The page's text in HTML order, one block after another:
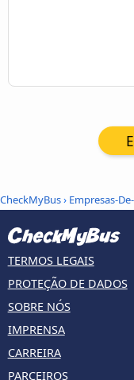
CheckMyBus› Empresas-
TERMOS LEGAIS
PROTEÇÃO DE DADOS
SOBRE NÓS
IMPRENSA
CARREIRA
PARCEIROS